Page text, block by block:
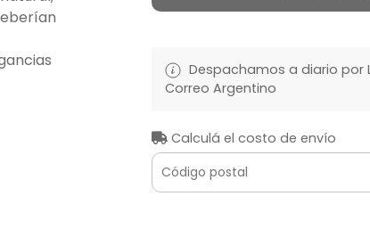
Despachamos a diario por
Correo Argentino
Calculá el costo de envío